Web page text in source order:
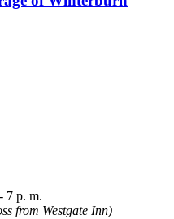
7 p. m.
from Westgate Inn)